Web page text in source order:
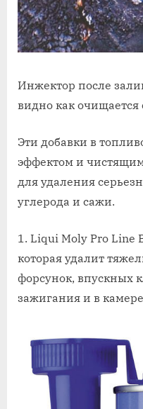
Инжектор после
видно как очищается
Эти добавки в
эффектом и
для удаления
углерода и сажи.
1. Liqui Moly Pro Line
которая удалит
форсунок, впускных
зажигания и в